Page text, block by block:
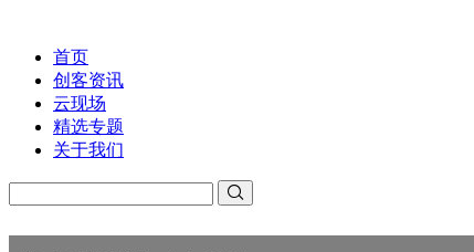
首页
创客资讯
云现场
精选专题
关于我们